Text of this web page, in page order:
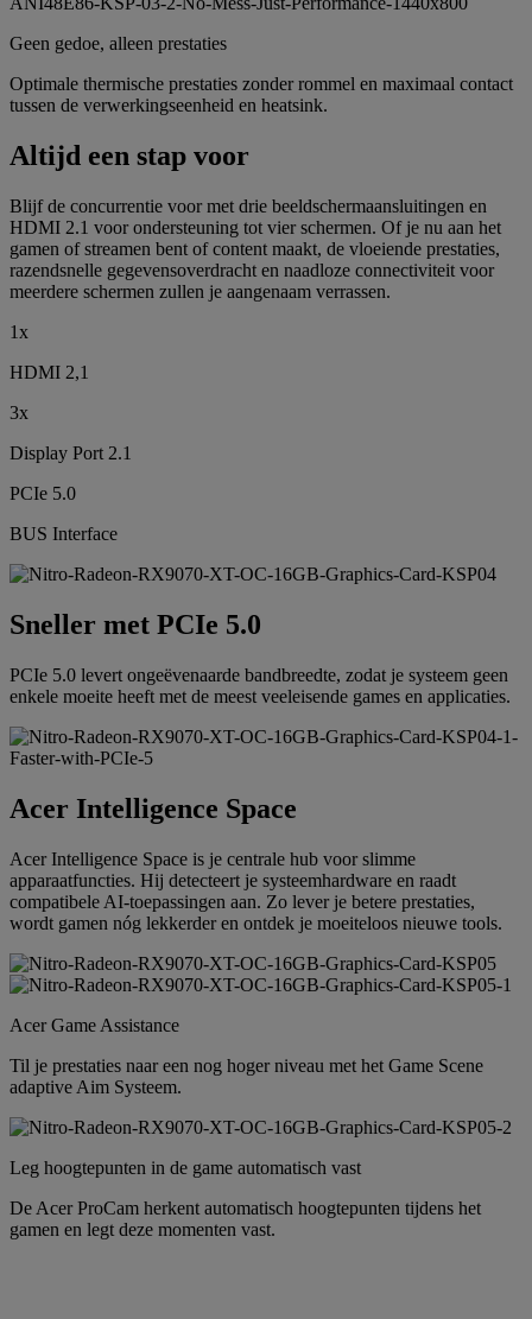
Geen gedoe, alleen prestaties
Optimale thermische prestaties zonder rommel en maximaal contact
tussen de verwerkingseenheid en heatsink.
Altijd een stap voor
Blijf de concurrentie voor met drie beeldschermaansluitingen en
HDMI 2.1 voor ondersteuning tot vier schermen. Of je nu aan het
gamen of streamen bent of content maakt, de vloeiende prestaties,
razendsnelle gegevensoverdracht en naadloze connectiviteit voor
meerdere schermen zullen je aangenaam verrassen.
1x
HDMI 2,1
3x
Display Port 2.1
PCIe 5.0
BUS Interface
Sneller met PCIe 5.0
PCIe 5.0 levert ongeëvenaarde bandbreedte, zodat je systeem geen
enkele moeite heeft met de meest veeleisende games en applicaties.
Acer Intelligence Space
Acer Intelligence Space is je centrale hub voor slimme
apparaatfuncties. Hij detecteert je systeemhardware en raadt
compatibele AI-toepassingen aan. Zo lever je betere prestaties,
wordt gamen nóg lekkerder en ontdek je moeiteloos nieuwe tools.
Acer Game Assistance
Til je prestaties naar een nog hoger niveau met het Game Scene
adaptive Aim Systeem.
Leg hoogtepunten in de game automatisch vast
De Acer ProCam herkent automatisch hoogtepunten tijdens het
gamen en legt deze momenten vast.